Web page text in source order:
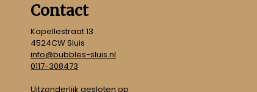
Contact
Kapellestraat 13
4524CW Sluis
info@bubbles-sluis.nl
0117-308473
Uitzonderlijk gesloten op